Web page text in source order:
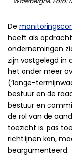
De
heeft als
ondernemingen
zijn vastgelegd in
het onder meer
(‘lange-
bestuur en de
bestuur en
de rol van de
toezicht is: pas
richtlijnen kan,
beargumenteerd.